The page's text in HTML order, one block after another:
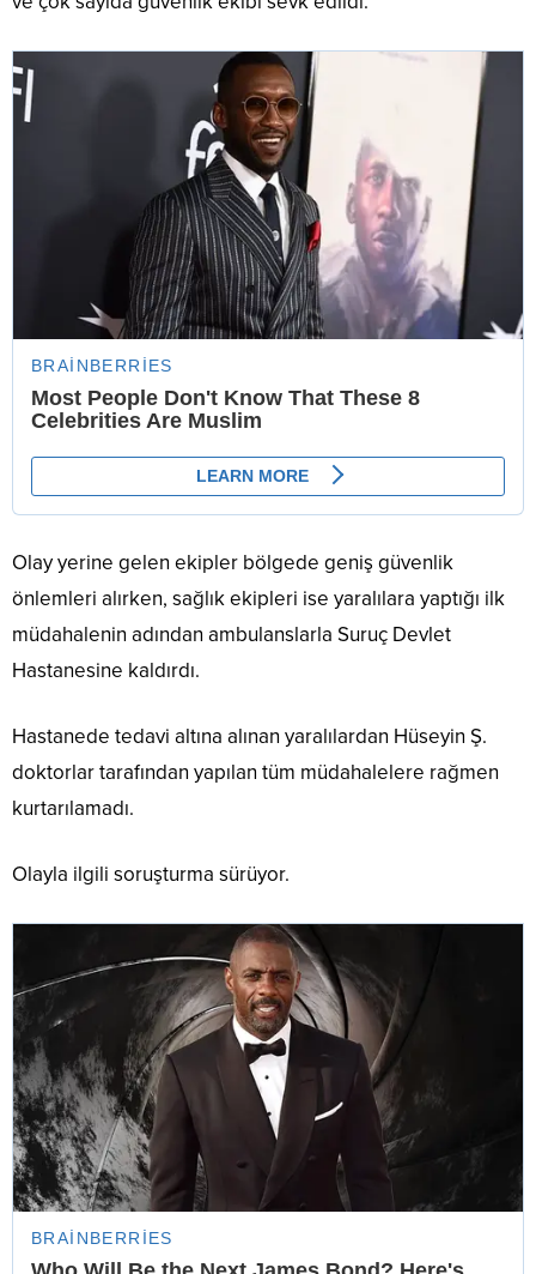
Olay yerine gelen ekipler bölgede geniş güvenlik
önlemleri alırken, sağlık ekipleri ise yaralılara yaptığı ilk
müdahalenin adından ambulanslarla Suruç Devlet
Hastanesine kaldırdı.
Hastanede tedavi altına alınan yaralılardan Hüseyin Ş.
doktorlar tarafından yapılan tüm müdahalelere rağmen
kurtarılamadı.
Olayla ilgili soruşturma sürüyor.